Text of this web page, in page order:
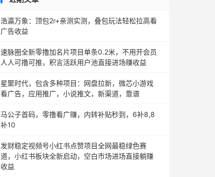
浩瀛万象：顶包2r+亲测实测，叠包玩法轻松拉高看
广告收益
速脉圈全新零撸加名片项目单条0.2米，不用开会员
人人可撸可推，积言活跃用户池直接进场赚收益
星聚时代，包含多种项目：网盘拉新，微芯小游戏
看广告，应用推广，小说推文，新渠道，靠谱
马公子首码，零撸看广赚，内转补贴秒到，6补8,8
补10
发财稳定视频号小红书点赞项目全网最稳绿色赛
道，小红书板块全新启动，空白市场进场直接躺赚
收益